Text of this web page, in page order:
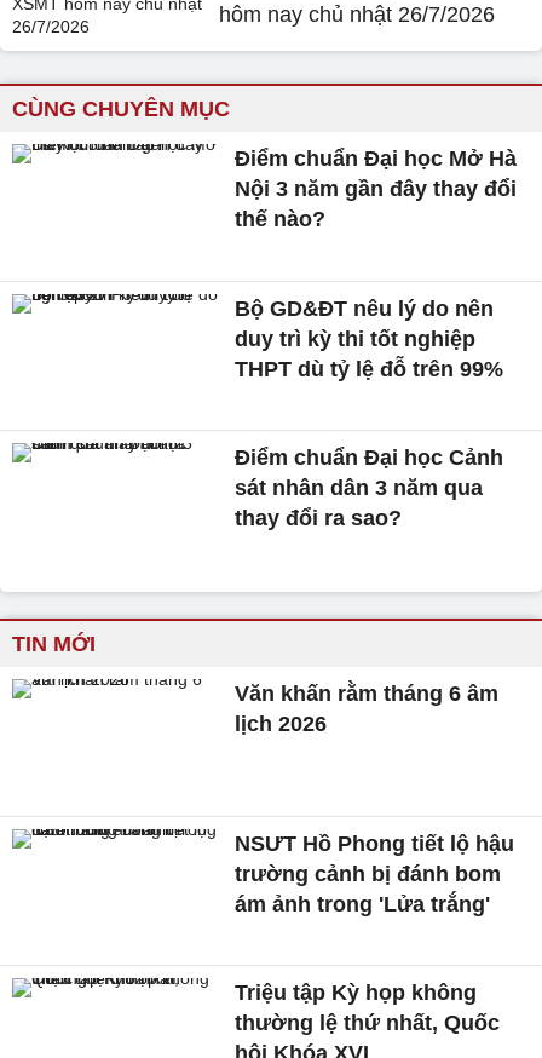
hôm nay chủ nhật 26/7/2026
CÙNG CHUYÊN MỤC
Điểm chuẩn Đại học Mở Hà
Nội 3 năm gần đây thay đổi
thế nào?
Bộ GD&ĐT nêu lý do nên
duy trì kỳ thi tốt nghiệp
THPT dù tỷ lệ đỗ trên 99%
Điểm chuẩn Đại học Cảnh
sát nhân dân 3 năm qua
thay đổi ra sao?
TIN MỚI
Văn khấn rằm tháng 6 âm
lịch 2026
NSƯT Hồ Phong tiết lộ hậu
trường cảnh bị đánh bom
ám ảnh trong 'Lửa trắng'
Triệu tập Kỳ họp không
thường lệ thứ nhất, Quốc